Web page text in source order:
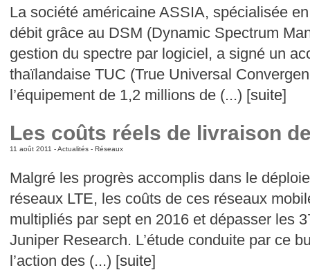
La société américaine ASSIA, spécialisée
débit grâce au DSM (Dynamic Spectrum
gestion du spectre par logiciel, a signé un
thaïlandaise TUC (True Universal
l’équipement de 1,2 millions de (...) [suite]
Les coûts réels de livraison
11 août 2011 -Actualités- Réseaux
Malgré les progrès accomplis dans le
réseaux LTE, les coûts de ces réseaux
multipliés par sept en 2016 et dépasser les
Juniper Research. L’étude conduite par ce
l’action des (...) [suite]